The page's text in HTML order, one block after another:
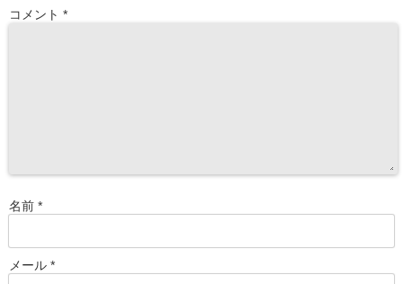
コメント *
名前 *
メール *